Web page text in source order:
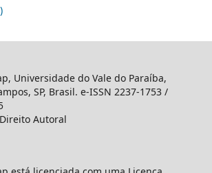
Universidade do Vale do Paraíba,
SP, Brasil. e-ISSN 2237-1753 /
Autoral